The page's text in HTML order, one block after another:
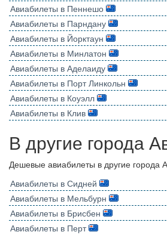
Авиабилеты в Пеннешо
Авиабилеты в Парндану
Авиабилеты в Йорктаун
Авиабилеты в Минлатон
Авиабилеты в Аделаиду
Авиабилеты в Порт Линкольн
Авиабилеты в Коуэлл
Авиабилеты в Клив
В другие города
Дешевые авиабилеты в другие города
Авиабилеты в Сидней
Авиабилеты в Мельбурн
Авиабилеты в Брисбен
Авиабилеты в Перт